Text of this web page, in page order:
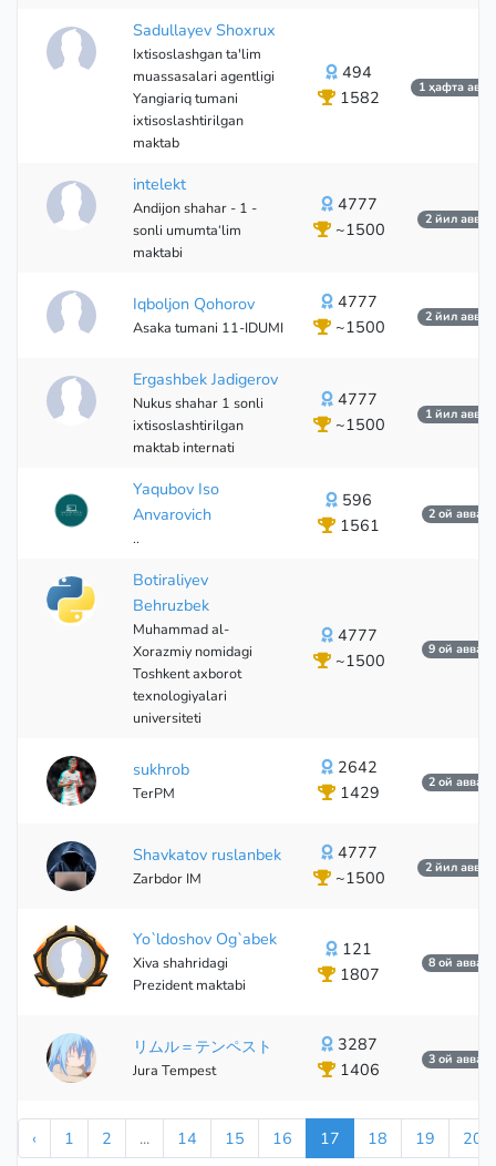
Sadullayev Shoxrux
Ixtisoslashgan ta'lim
muassasalari agentligi
Yangiariq tumani
ixtisoslashtirilgan
maktab
494
1582
1 ҳафта
intelekt
Andijon shahar - 1 -
sonli umumta‘lim
maktabi
4777
~1500
2 йил аввал
Iqboljon Qohorov
Asaka tumani 11-IDUMI
4777
~1500
2 йил аввал
Ergashbek Jadigerov
Nukus shahar 1 sonli
ixtisoslashtirilgan
maktab internati
4777
~1500
1 йил аввал
Yaqubov Iso
Anvarovich
..
596
1561
2 ой аввал
Botiraliyev
Behruzbek
Muhammad al-
Xorazmiy nomidagi
Toshkent axborot
texnologiyalari
universiteti
4777
~1500
9 ой аввал
sukhrob
TerPM
2642
1429
2 ой аввал
Shavkatov ruslanbek
Zarbdor IM
4777
~1500
2 йил аввал
121
Yo`ldoshov Og`abek
Xiva shahridagi
Prezident maktabi
121
1807
8 ой аввал
リムル＝テンペスト
Jura Tempest
3287
1406
3 ой аввал
‹ 1 2 ... 14 15 16 17 18 19 20